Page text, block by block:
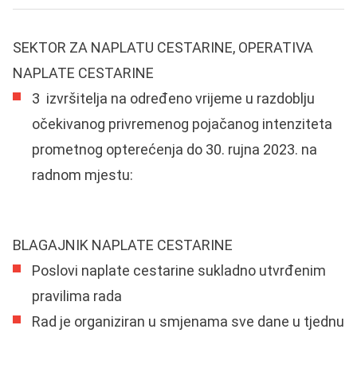
SEKTOR ZA NAPLATU CESTARINE, OPERATIVA
NAPLATE CESTARINE
3 izvršitelja na određeno vrijeme u razdoblju
očekivanog privremenog pojačanog intenziteta
prometnog opterećenja do 30. rujna 2023. na
radnom mjestu:
BLAGAJNIK NAPLATE CESTARINE
Poslovi naplate cestarine sukladno utvrđenim
pravilima rada
Rad je organiziran u smjenama sve dane u tjednu